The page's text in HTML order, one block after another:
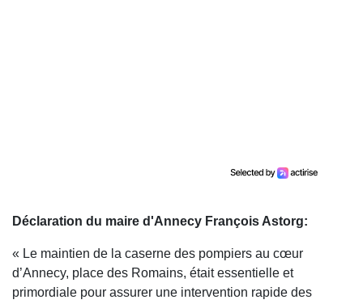
Déclaration du maire d'Annecy François Astorg:
« Le maintien de la caserne des pompiers au cœur
d’Annecy, place des Romains, était essentielle et
primordiale pour assurer une intervention rapide des